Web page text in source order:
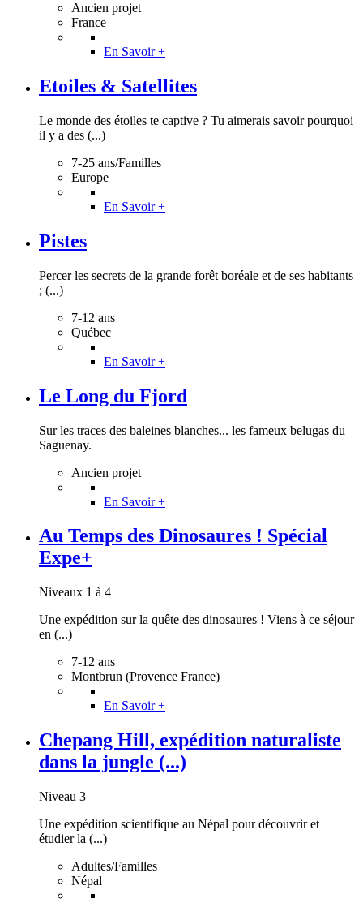
Ancien projet
France
En Savoir +
Etoiles & Satellites
Le monde des étoiles te captive ? Tu aimerais savoir pourquoi
il y a des (...)
7-25 ans/Familles
Europe
En Savoir +
Pistes
Percer les secrets de la grande forêt boréale et de ses habitants
; (...)
7-12 ans
Québec
En Savoir +
Le Long du Fjord
Sur les traces des baleines blanches... les fameux belugas du
Saguenay.
Ancien projet
En Savoir +
Au Temps des Dinosaures ! Spécial
Expe+
Niveaux 1 à 4
Une expédition sur la quête des dinosaures ! Viens à ce séjour
en (...)
7-12 ans
Montbrun (Provence France)
En Savoir +
Chepang Hill, expédition naturaliste
dans la jungle (...)
Niveau 3
Une expédition scientifique au Népal pour découvrir et
étudier la (...)
Adultes/Familles
Népal